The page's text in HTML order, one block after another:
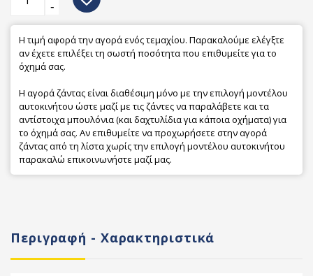
-
Η τιμή αφορά την αγορά ενός τεμαχίου. Παρακαλούμε ελέγξτε
αν έχετε επιλέξει τη σωστή ποσότητα που επιθυμείτε για το
όχημά σας.
Η αγορά ζάντας είναι διαθέσιμη μόνο με την επιλογή μοντέλου
αυτοκινήτου ώστε μαζί με τις ζάντες να παραλάβετε και τα
αντίστοιχα μπουλόνια (και δαχτυλίδια για κάποια οχήματα) για
το όχημά σας. Αν επιθυμείτε να προχωρήσετε στην αγορά
ζάντας από τη λίστα χωρίς την επιλογή μοντέλου αυτοκινήτου
παρακαλώ επικοινωνήστε μαζί μας.
Περιγραφή - Χαρακτηριστικά